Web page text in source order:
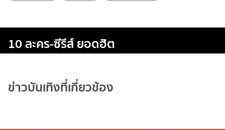
10 ละคร-ซีรีส์ ยอดฮิต
ข่าวบันเทิงที่เกี่ยวข้อง